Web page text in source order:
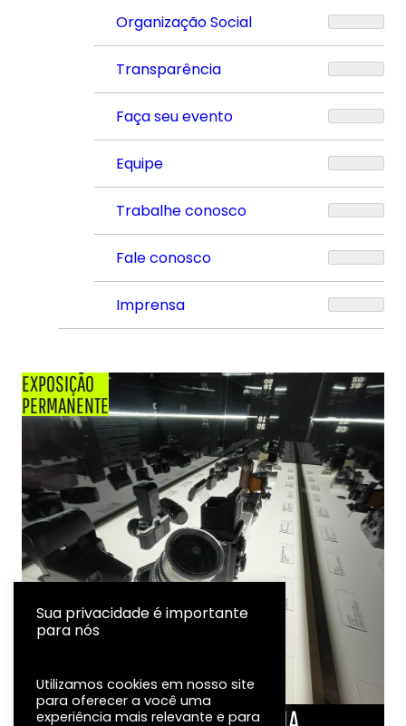
Organização Social
Transparência
Faça seu evento
Equipe
Trabalhe conosco
Fale conosco
Imprensa
EXPOSIÇÃO
PERMANENTE
Sua privacidade é importante
para nós
Utilizamos cookies em nosso site
para oferecer a você uma
experiência mais relevante e para